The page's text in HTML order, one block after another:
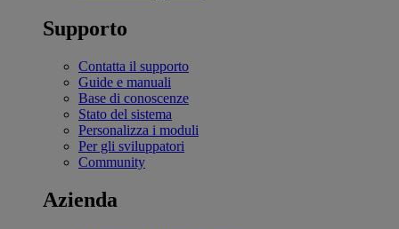
Supporto
Contatta il supporto
Guide e manuali
Base di conoscenze
Stato del sistema
Personalizza i moduli
Per gli sviluppatori
Community
Azienda